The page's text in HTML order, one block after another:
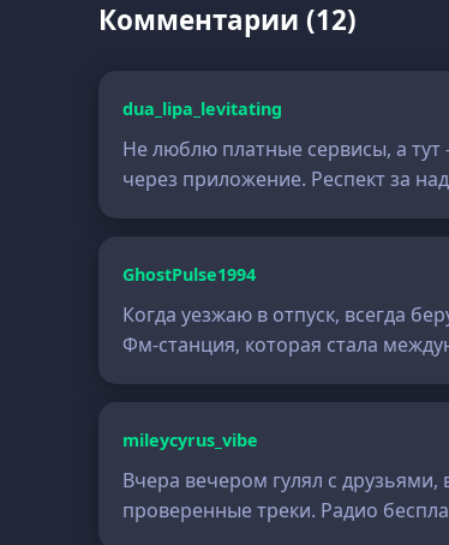
Комментарии (12)
dua_lipa_levitating
Не люблю платные сервисы, а
через приложение. Респект за
GhostPulse1994
Когда уезжаю в отпуск, всегда
Фм-станция, которая стала
mileycyrus_vibe
Вчера вечером гулял с
проверенные треки. Радио